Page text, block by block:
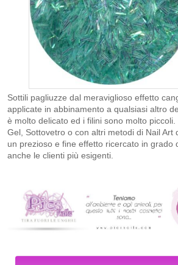
Sottili pagliuzze dal meraviglioso effetto
applicate in abbinamento a qualsiasi altro
è molto delicato ed i filini sono molto
Gel, Sottovetro o con altri metodi di Nail Art
un prezioso e fine effetto ricercato in grado
anche le clienti più esigenti.